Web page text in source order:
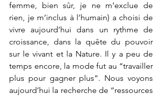
femme, bien sûr, je ne m’exclue de
rien, je m’inclus à l’humain) a choisi de
vivre aujourd’hui dans un rythme de
croissance, dans la quête du pouvoir
sur le vivant et la Nature. Il y a peu de
temps encore, la mode fut au “travailler
plus pour gagner plus”. Nous voyons
aujourd’hui la recherche de “ressources